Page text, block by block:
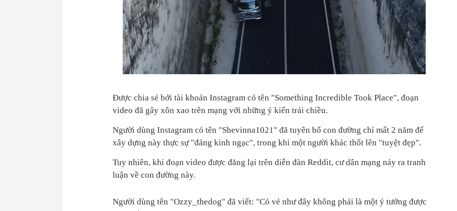
Được chia sẻ bởi tài khoản Instagram có tên "Something Incredible Took Place", đoạn
video đã gây xôn xao trên mạng với những ý kiến trái chiều.
Người dùng Instagram có tên "Shevinna1021" đã tuyên bố con đường chỉ mất 2 năm để
xây dựng này thực sự "đáng kinh ngạc", trong khi một người khác thốt lên "tuyệt đẹp".
Tuy nhiên, khi đoạn video được đăng lại trên diễn đàn Reddit, cư dân mạng nảy ra tranh
luận về con đường này.
Người dùng tên "Ozzy_thedog" đã viết: "Có vẻ như đây không phải là một ý tưởng được